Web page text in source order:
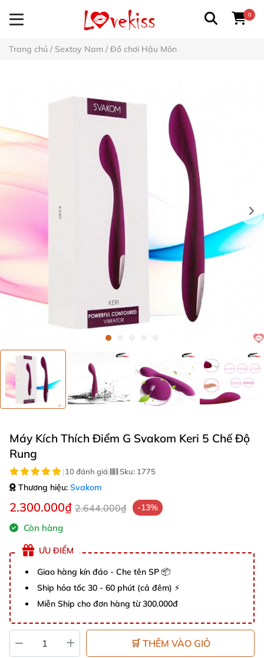
0
Trang chủ / Sextoy Nam / Đồ chơi Hậu Môn
Máy Kích Thích Điểm G Svakom Keri 5 Chế Độ
Rung
|10 đánh giá| Sku: 1775
Thương hiệu: Svakom
2.300.000₫ 2.644.000₫ -13%
Còn hàng
ƯU ĐIỂM
Giao hàng kín đáo - Che tên SP 📦
Ship hỏa tốc 30 - 60 phút (cả đêm) ⚡
Miễn Ship cho đơn hàng từ 300.000đ
🛒 THÊM VÀO GIỎ